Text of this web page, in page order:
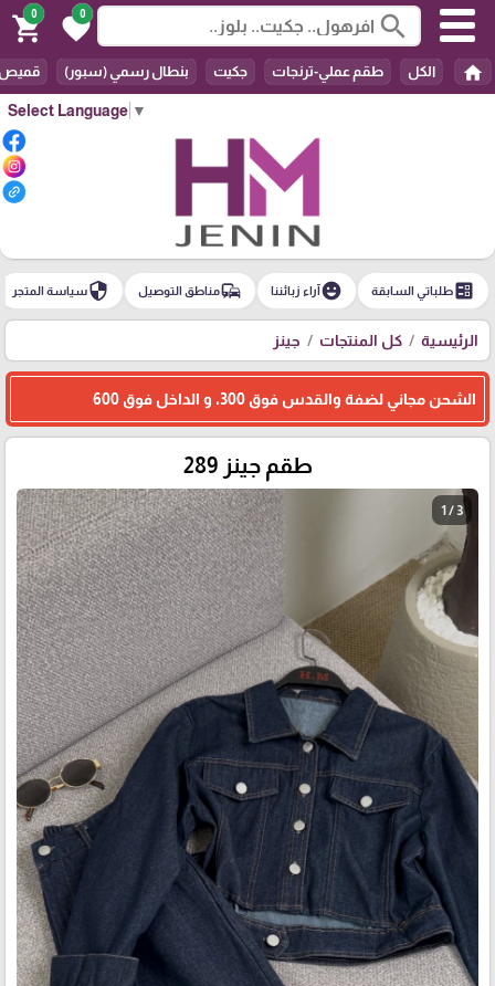
Select Language ▼
search
0
favorite
0
shopping_cart
home الكل طقم عملي-ترنجات جكيت بنطال رسمي (سبور)
ballotطلباتي السابقة emoji_emotionsآراء زبائننا commuteمناطق التوصيل securityسياسة المتجر
الرئيسية كل المنتجات جينز
الشحن مجاني لضفة والقدس فوق 300، و الداخل فوق 600
طقم جينز 289
1 / 3